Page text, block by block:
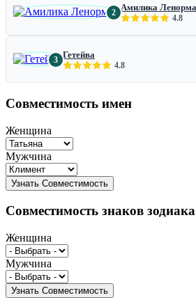
2 Амилика
4.8
3 Гетейва
4.8
Совместимость имен
Женщина
Мужчина
Совместимость знаков зодиака
Женщина
Мужчина